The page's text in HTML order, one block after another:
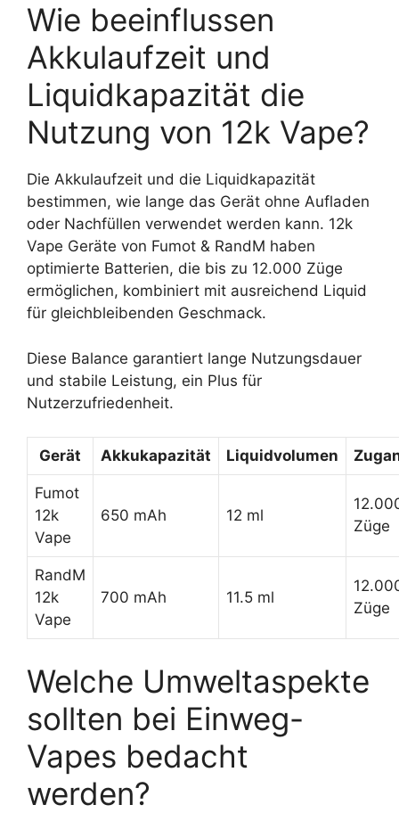
Wie beeinflussen
Akkulaufzeit und
Liquidkapazität die
Nutzung von 12k Vape?
Die Akkulaufzeit und die Liquidkapazität
bestimmen, wie lange das Gerät ohne Aufladen
oder Nachfüllen verwendet werden kann. 12k
Vape Geräte von Fumot & RandM haben
optimierte Batterien, die bis zu 12.000 Züge
ermöglichen, kombiniert mit ausreichend Liquid
für gleichbleibenden Geschmack.
Diese Balance garantiert lange Nutzungsdauer
und stabile Leistung, ein Plus für
Nutzerzufriedenheit.
Gerät Akkukapazität Liquidvolumen
Fumot
12k
Vape
650 mAh 12 ml
Züge
RandM
12k
Vape
700 mAh 11.5 ml
Züge
Welche Umweltaspekte
sollten bei Einweg-
Vapes bedacht
werden?